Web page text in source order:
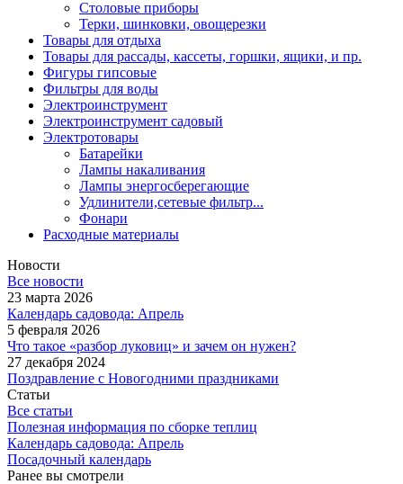
Столовые приборы
Терки, шинковки, овощерезки
Товары для отдыха
Товары для рассады, кассеты, горшки, ящики, и пр.
Фигуры гипсовые
Фильтры для воды
Электроинструмент
Электроинструмент садовый
Электротовары
Батарейки
Лампы накаливания
Лампы энергосберегающие
Удлинители,сетевые фильтр...
Фонари
Расходные материалы
Новости
Все новости
23 марта 2026
Календарь садовода: Апрель
5 февраля 2026
Что такое «разбор луковиц» и зачем он нужен?
27 декабря 2024
Поздравление с Новогодними праздниками
Статьи
Все статьи
Полезная информация по сборке теплиц
Календарь садовода: Апрель
Посадочный календарь
Ранее вы смотрели